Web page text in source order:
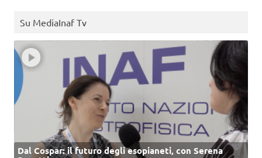
Su MediaInaf Tv
Dal Cospar: il futuro degli esopianeti, con Serena